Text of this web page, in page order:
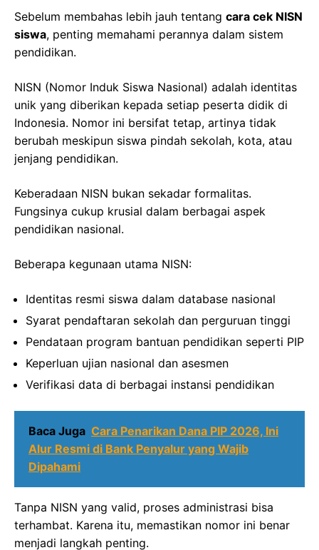
Sebelum membahas lebih jauh tentang cara cek NISN
siswa, penting memahami perannya dalam sistem
pendidikan.
NISN (Nomor Induk Siswa Nasional) adalah identitas
unik yang diberikan kepada setiap peserta didik di
Indonesia. Nomor ini bersifat tetap, artinya tidak
berubah meskipun siswa pindah sekolah, kota, atau
jenjang pendidikan.
Keberadaan NISN bukan sekadar formalitas.
Fungsinya cukup krusial dalam berbagai aspek
pendidikan nasional.
Beberapa kegunaan utama NISN:
Identitas resmi siswa dalam database nasional
Syarat pendaftaran sekolah dan perguruan tinggi
Pendataan program bantuan pendidikan seperti PIP
Keperluan ujian nasional dan asesmen
Verifikasi data di berbagai instansi pendidikan
Baca Juga Cara Penarikan Dana PIP 2026, Ini
Alur Resmi di Bank Penyalur yang Wajib
Dipahami
Tanpa NISN yang valid, proses administrasi bisa
terhambat. Karena itu, memastikan nomor ini benar
menjadi langkah penting.